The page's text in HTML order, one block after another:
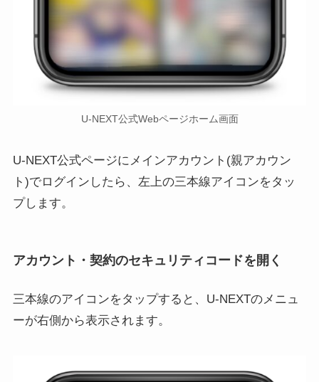
U-NEXT公式Webページホーム画面
U-NEXT公式ページにメインアカウント(親アカウン
ト)でログインしたら、左上の三本線アイコンをタッ
プします。
アカウント・契約のセキュリティコードを開く
三本線のアイコンをタップすると、U-NEXTのメニュ
ーが右側から表示されます。